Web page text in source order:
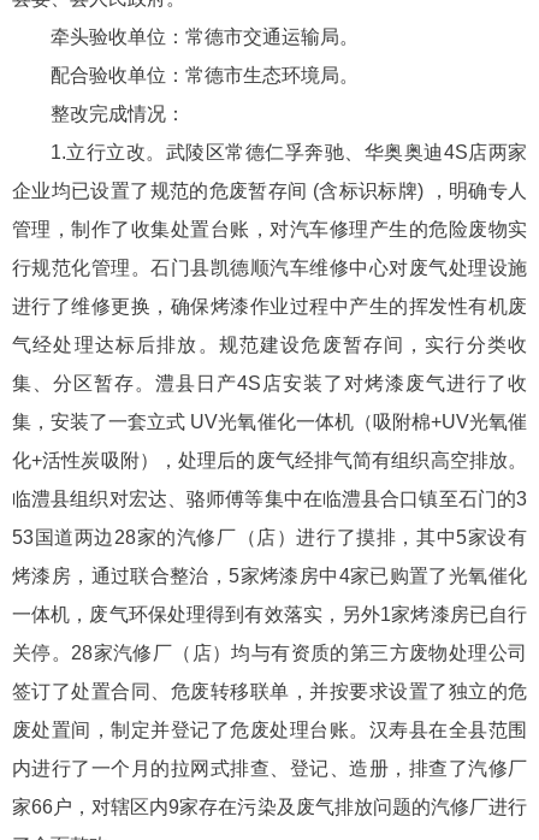
牵头验收单位：常德市交通运输局。
配合验收单位：常德市生态环境局。
整改完成情况：
1.立行立改。武陵区常德仁孚奔驰、华奥奥迪4S店两家
企业均已设置了规范的危废暂存间 (含标识标牌) ，明确专人
管理，制作了收集处置台账，对汽车修理产生的危险废物实
行规范化管理。石门县凯德顺汽车维修中心对废气处理设施
进行了维修更换，确保烤漆作业过程中产生的挥发性有机废
气经处理达标后排放。规范建设危废暂存间，实行分类收
集、分区暂存。澧县日产4S店安装了对烤漆废气进行了收
集，安装了一套立式 UV光氧催化一体机（吸附棉+UV光氧催
化+活性炭吸附），处理后的废气经排气简有组织高空排放。
临澧县组织对宏达、骆师傅等集中在临澧县合口镇至石门的3
53国道两边28家的汽修厂（店）进行了摸排，其中5家设有
烤漆房，通过联合整治，5家烤漆房中4家已购置了光氧催化
一体机，废气环保处理得到有效落实，另外1家烤漆房已自行
关停。28家汽修厂（店）均与有资质的第三方废物处理公司
签订了处置合同、危废转移联单，并按要求设置了独立的危
废处置间，制定并登记了危废处理台账。汉寿县在全县范围
内进行了一个月的拉网式排查、登记、造册，排查了汽修厂
家66户，对辖区内9家存在污染及废气排放问题的汽修厂进行